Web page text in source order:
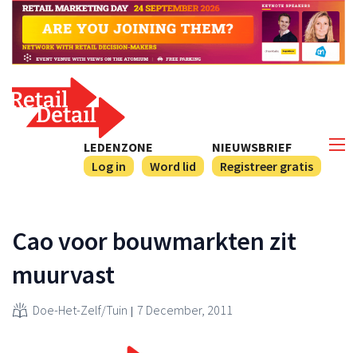
NIEUWSBRIEF
Registreer gratis
LEDENZONE
Log in
Word lid
Cao voor bouwmarkten zit
muurvast
Doe-Het-Zelf/Tuin 7 December, 2011